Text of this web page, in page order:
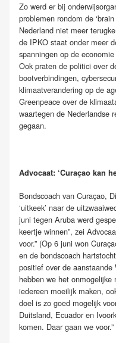
Zo werd er bij
problemen rondom de
Nederland niet meer
de IPKO staat onder meer
spanningen op de
Ook praten de politici over
bootverbindingen,
klimaatverandering op de
Greenpeace over de
waartegen de Nederlandse
gegaan.
Advocaat: ‘Curaçao kan
Bondscoach van Curaçao,
‘uitkeek’ naar de
juni tegen Aruba werd
keertje winnen”, zei
voor.” (Op 6 juni won
en de bondscoach
positief over de aanstaande
hebben we het
iedereen moeilijk maken,
doel is zo goed mogelijk
Duitsland, Ecuador en
komen. Daar gaan we voor.”